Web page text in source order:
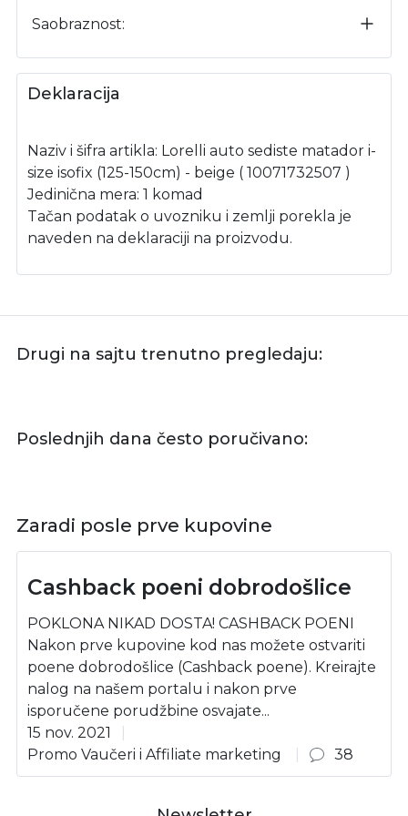
Saobraznost:
Deklaracija
Naziv i šifra artikla: Lorelli auto sediste matador i-
size isofix (125-150cm) - beige ( 10071732507 )
Jedinična mera: 1 komad
Tačan podatak o uvozniku i zemlji porekla je
naveden na deklaraciji na proizvodu.
Drugi na sajtu trenutno pregledaju:
Poslednjih dana često poručivano:
Zaradi posle prve kupovine
Cashback poeni dobrodošlice
POKLONA NIKAD DOSTA! CASHBACK POENI
Nakon prve kupovine kod nas možete ostvariti
poene dobrodošlice (Cashback poene). Kreirajte
nalog na našem portalu i nakon prve
isporučene porudžbine osvajate...
15 nov. 2021
Promo Vaučeri i Affiliate marketing
38